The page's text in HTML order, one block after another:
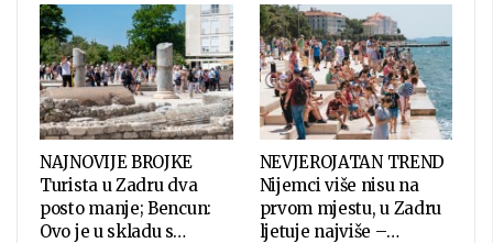
NAJNOVIJE BROJKE
Turista u Zadru dva
posto manje; Bencun:
Ovo je u skladu s…
NEVJEROJATAN TREND
Nijemci više nisu na
prvom mjestu, u Zadru
ljetuje najviše –…